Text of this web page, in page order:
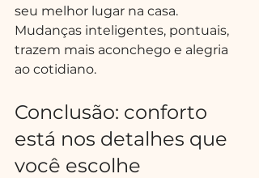
seu melhor lugar na casa.
Mudanças inteligentes, pontuais,
trazem mais aconchego e alegria
ao cotidiano.
Conclusão: conforto
está nos detalhes que
você escolhe